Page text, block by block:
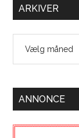
ARKIVER
ANNONCE